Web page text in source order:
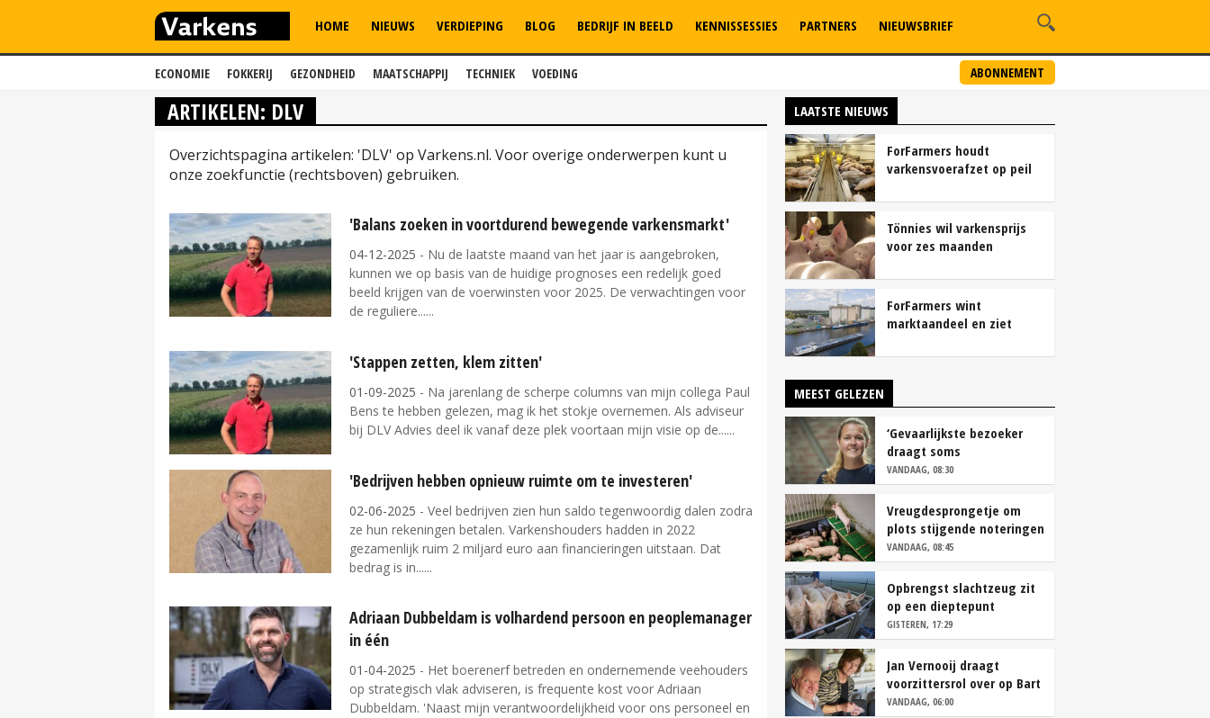
ECONOMIE FOKKERIJ GEZONDHEID MAATSCHAPPIJ TECHNIEK VOEDING ABONNEMENT
HOME NIEUWS VERDIEPING BLOG BEDRIJF IN BEELD KENNISSESSIES PARTNERS NIEUWSBRIEF
ARTIKELEN: DLV
Overzichtspagina artikelen: 'DLV' op Varkens.nl. Voor overige onderwerpen kunt u
onze zoekfunctie (rechtsboven) gebruiken.
'Balans zoeken in voortdurend bewegende varkensmarkt'
04-12-2025 - Nu de laatste maand van het jaar is aangebroken,
kunnen we op basis van de huidige prognoses een redelijk goed
beeld krijgen van de voerwinsten voor 2025. De verwachtingen voor
de reguliere...
'Stappen zetten, klem zitten'
01-09-2025 - Na jarenlang de scherpe columns van mijn collega Paul
Bens te hebben gelezen, mag ik het stokje overnemen. Als adviseur
bij DLV Advies deel ik vanaf deze plek voortaan mijn visie op de...
'Bedrijven hebben opnieuw ruimte om te investeren'
02-06-2025 - Veel bedrijven zien hun saldo tegenwoordig dalen zodra
ze hun rekeningen betalen. Varkenshouders hadden in 2022
gezamenlijk ruim 2 miljard euro aan financieringen uitstaan. Dat
bedrag is in...
Adriaan Dubbeldam is volhardend persoon en peoplemanager
in één
01-04-2025 - Het boerenerf betreden en ondernemende veehouders
op strategisch vlak adviseren, is frequente kost voor Adriaan
Dubbeldam. 'Naast mijn verantwoordelijkheid voor ons personeel en
LAATSTE NIEUWS
ForFarmers houdt
varkensvoerafzet op peil
varkensstapel
Tönnies wil varkensprijs
voor zes maanden
ForFarmers wint
marktaandeel en ziet
MEEST GELEZEN
‘Gevaarlijkste bezoeker
draagt soms
overschoenen’
VANDAAG, 08:30
Vreugdesprongetje om
plots stijgende noteringen
VANDAAG, 08:45
Opbrengst slachtzeug zit
op een dieptepunt
GISTEREN, 17:29
Jan Vernooij draagt
voorzittersrol over op Bart
Camps
VANDAAG, 06:00